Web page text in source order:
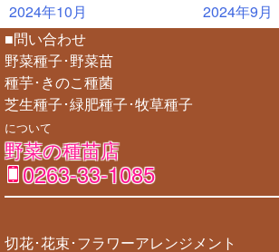
2024年10月
2024年9月
■問い合わせ
野菜種子･野菜苗
種芋･きのこ種菌
芝生種子･緑肥種子･牧草種子
について
野菜の種苗店
0263-33-1085
切花･花束･フラワーアレンジメント